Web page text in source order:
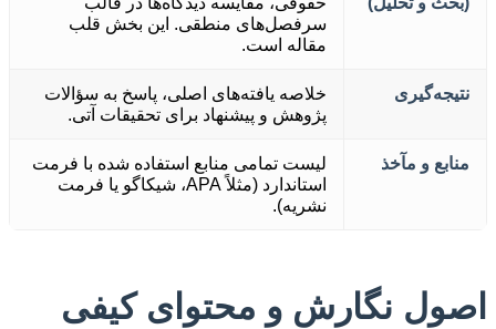
سرفصل‌های منطقی. این بخش قلب
مقاله است.
نتیجه‌گیری
خلاصه یافته‌های اصلی، پاسخ به سؤالات
پژوهش و پیشنهاد برای تحقیقات آتی.
منابع و مآخذ
لیست تمامی منابع استفاده شده با فرمت
استاندارد (مثلاً APA، شیکاگو یا فرمت
نشریه).
اصول نگارش و محتوای کیفی